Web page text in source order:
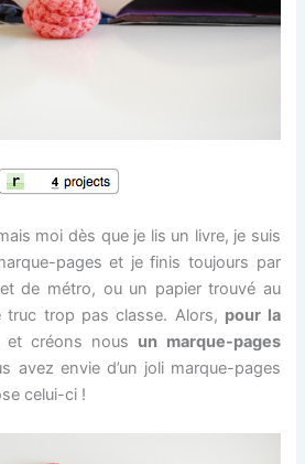
moi dès que je lis un livre, je suis
pages et je finis toujours par
de métro, ou un papier trouvé au
trop pas classe. Alors, pour la
et créons nous un marque-pages
avez envie d’un joli marque-pages
celui-ci !